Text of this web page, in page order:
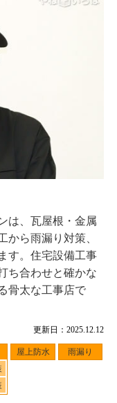
更新日：2025.12.12
屋上防水 雨漏り
は、瓦屋根・金属
から雨漏り対策、
す。住宅設備工事
ち合わせと確かな
骨太な工事店で